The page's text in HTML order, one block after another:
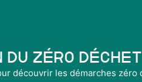
du Zéro Déchet
découvrir les démarches zéro